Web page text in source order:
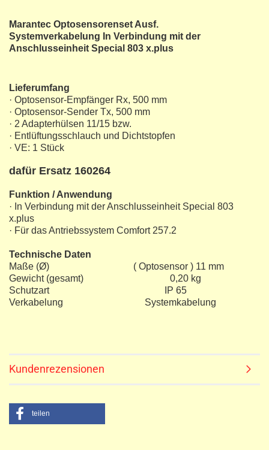
Marantec Optosensorenset Ausf.
Systemverkabelung In Verbindung mit der
Anschlusseinheit Special 803 x.plus
Lieferumfang
· Optosensor-Empfänger Rx, 500 mm
· Optosensor-Sender Tx, 500 mm
· 2 Adapterhülsen 11/15 bzw.
· Entlüftungsschlauch und Dichtstopfen
· VE: 1 Stück
dafür Ersatz 160264
Funktion / Anwendung
· In Verbindung mit der Anschlusseinheit Special 803
x.plus
· Für das Antriebssystem Comfort 257.2
Technische Daten
Maße (Ø) ( Optosensor ) 11 mm
Gewicht (gesamt) 0,20 kg
Schutzart IP 65
Verkabelung Systemkabelung
Kundenrezensionen
teilen